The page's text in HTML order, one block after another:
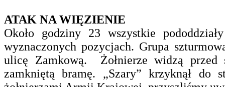
ATAK NA WIĘZIENIE
Około godziny 23 wszystkie
wyznaczonych pozycjach. Grupa
ulicę Zamkową. Żołnierze widzą przed
zamkniętą bramę. „Szary” krzyknął do